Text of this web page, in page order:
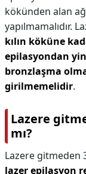
kökünden alan
yapılmamalıdır.
kılın köküne
epilasyondan
bronzlaşma
girilmemelidir.
Lazere
mı?
Lazere gitmeden
lazer epilasyon